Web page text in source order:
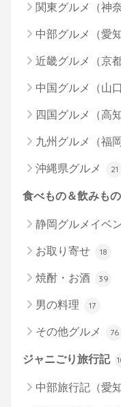
関東グルメ（神
中部グルメ（愛
近畿グルメ（京
中国グルメ（山
四国グルメ（高
九州グルメ（福
沖縄県グルメ 21
食べもの＆飲みも
静岡グルメイベ
お取り寄せ 18
焼酎・お酒 39
男の料理 17
その他グルメ 76
ジャニごり旅行記
中部旅行記（愛